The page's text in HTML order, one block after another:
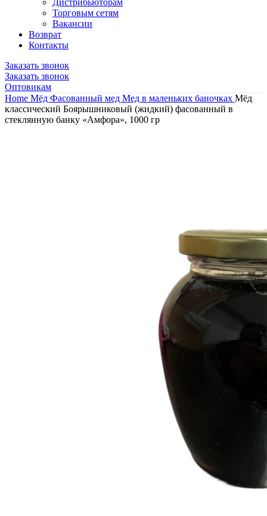
Дистрибьюторам
Торговым сетям
Вакансии
Возврат
Контакты
Заказать звонок
Заказать звонок
Оптовикам
Home Мёд Фасованный мед Мед в маленьких баночках Мёд
классический Боярышниковый (жидкий) фасованный в
стеклянную банку «Амфора», 1000 гр